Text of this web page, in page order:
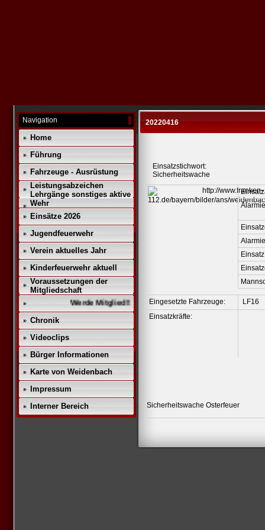
Navigation
Home
Führung
Fahrzeuge - Ausrüstung
Leistungsabzeichen
Lehrgänge sonstiges aktive
Wehr
Einsätze 2026
Jugendfeuerwehr
Verein aktuelles Jahr
Kinderfeuerwehr aktuell
Voraussetzungen der
Mitgliedschaft
Werde Mitglied!!
Chronik
Videoclips
Bürger Informationen
Karte von Weidenbach
Impressum
Interner Bereich
20220416
Einsatzstichwort:
Sicherheitswache
Eingesetzte Fahrzeuge:
LF16
Einsatzkräfte:
Sicherheitswache Osterfeuer